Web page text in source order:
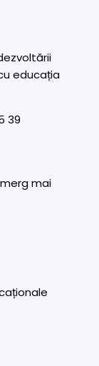
educația
mai